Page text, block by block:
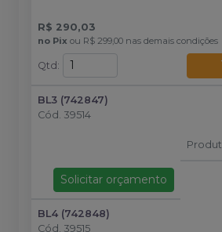
R$ 290,03
no Pix ou R$ 299,00 nas demais condições
Qtd :
BL3 (742847)
Cód. 39514
Solicitar orçamento
BL4 (742848)
Cód. 39515